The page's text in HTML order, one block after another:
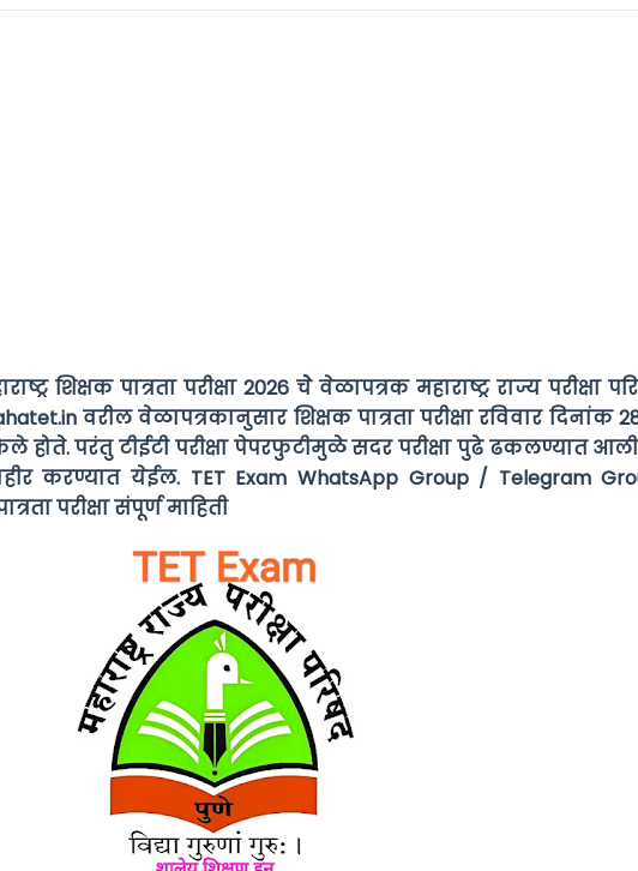
शिक्षक पात्रता परीक्षा 2026 चेे वेळापत्रक महाराष्ट्र राज्य परीक्षा
वरील वेळापत्रकानुसार शिक्षक पात्रता परीक्षा रविवार दिनांक
होते. परंतु टीईटी परीक्षा पेपरफुटीमुळे सदर परीक्षा पुढे ढकलण्यात
करण्यात येईल. TET Exam WhatsApp Group / Telegram
परीक्षा संपूर्ण माहिती